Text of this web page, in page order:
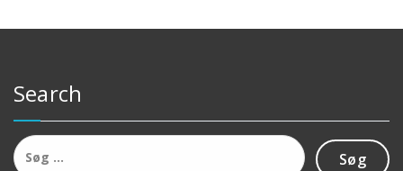
Search
Søg
efter: